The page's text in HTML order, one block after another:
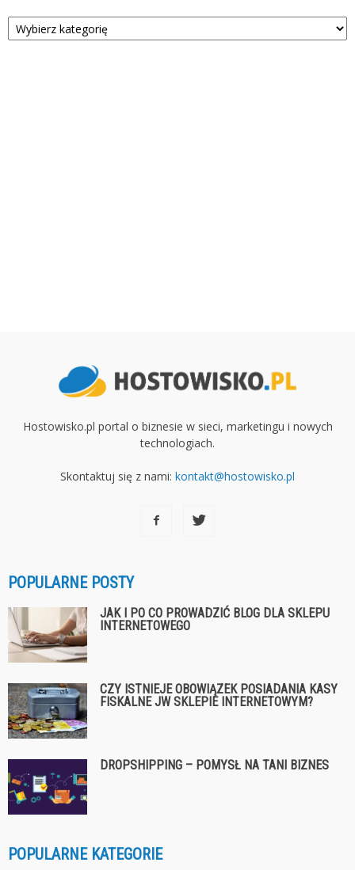
Kategorie
Hostowisko.pl portal o biznesie w sieci, marketingu i nowych
technologiach.
Skontaktuj się z nami: kontakt@hostowisko.pl
POPULARNE POSTY
JAK I PO CO PROWADZIĆ BLOG DLA SKLEPU
INTERNETOWEGO
CZY ISTNIEJE OBOWIĄZEK POSIADANIA KASY
FISKALNE JW SKLEPIE INTERNETOWYM?
DROPSHIPPING – POMYSŁ NA TANI BIZNES
POPULARNE KATEGORIE